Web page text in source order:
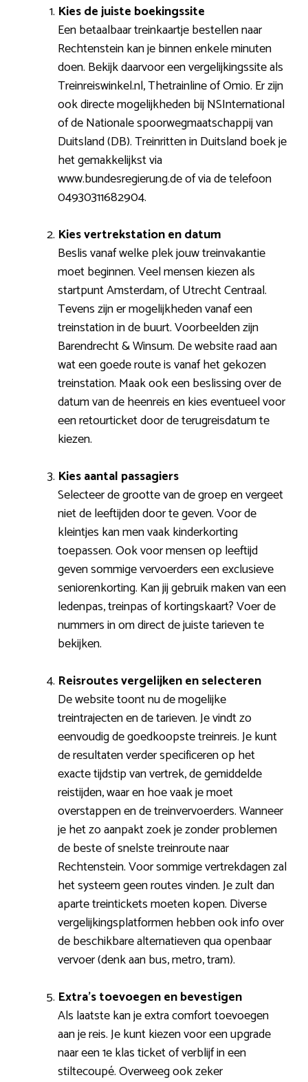
Kies de juiste boekingssite
Een betaalbaar treinkaartje bestellen naar
Rechtenstein kan je binnen enkele minuten
doen. Bekijk daarvoor een vergelijkingssite als
Treinreiswinkel.nl, Thetrainline of Omio. Er zijn
ook directe mogelijkheden bij NSInternational
of de Nationale spoorwegmaatschappij van
Duitsland (DB). Treinritten in Duitsland boek je
het gemakkelijkst via
www.bundesregierung.de of via de telefoon
04930311682904.
Kies vertrekstation en datum
Beslis vanaf welke plek jouw treinvakantie
moet beginnen. Veel mensen kiezen als
startpunt Amsterdam, of Utrecht Centraal.
Tevens zijn er mogelijkheden vanaf een
treinstation in de buurt. Voorbeelden zijn
Barendrecht & Winsum. De website raad aan
wat een goede route is vanaf het gekozen
treinstation. Maak ook een beslissing over de
datum van de heenreis en kies eventueel voor
een retourticket door de terugreisdatum te
kiezen.
Kies aantal passagiers
Selecteer de grootte van de groep en vergeet
niet de leeftijden door te geven. Voor de
kleintjes kan men vaak kinderkorting
toepassen. Ook voor mensen op leeftijd
geven sommige vervoerders een exclusieve
seniorenkorting. Kan jij gebruik maken van een
ledenpas, treinpas of kortingskaart? Voer de
nummers in om direct de juiste tarieven te
bekijken.
Reisroutes vergelijken en selecteren
De website toont nu de mogelijke
treintrajecten en de tarieven. Je vindt zo
eenvoudig de goedkoopste treinreis. Je kunt
de resultaten verder specificeren op het
exacte tijdstip van vertrek, de gemiddelde
reistijden, waar en hoe vaak je moet
overstappen en de treinvervoerders. Wanneer
je het zo aanpakt zoek je zonder problemen
de beste of snelste treinroute naar
Rechtenstein. Voor sommige vertrekdagen zal
het systeem geen routes vinden. Je zult dan
aparte treintickets moeten kopen. Diverse
vergelijkingsplatformen hebben ook info over
de beschikbare alternatieven qua openbaar
vervoer (denk aan bus, metro, tram).
Extra’s toevoegen en bevestigen
Als laatste kan je extra comfort toevoegen
aan je reis. Je kunt kiezen voor een upgrade
naar een 1e klas ticket of verblijf in een
stiltecoupé. Overweeg ook zeker